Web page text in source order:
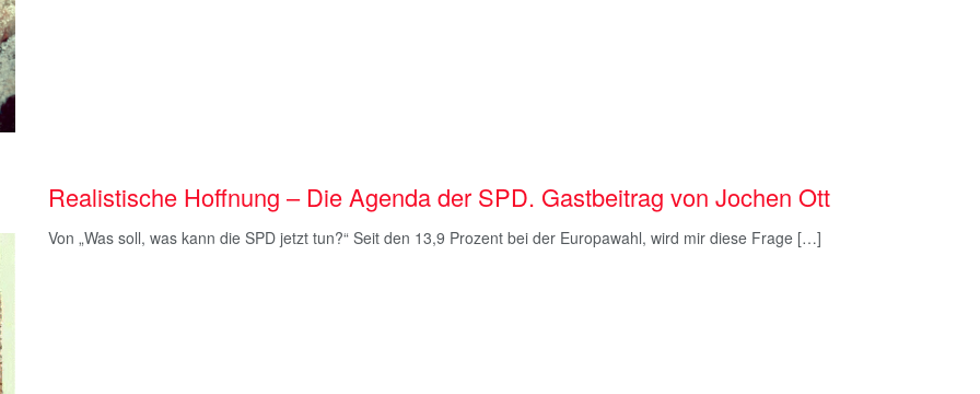
Realistische Hoffnung – Die Agenda der SPD. Gastbeitrag von Jochen Ott
Von „Was soll, was kann die SPD jetzt tun?“ Seit den 13,9 Prozent bei der Europawahl, wird mir diese Frage […]